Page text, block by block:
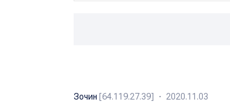
Зочин [64.119.27.39] ・ 2020.11.03